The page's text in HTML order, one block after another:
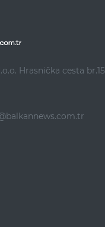
Hrasnička cesta br.15